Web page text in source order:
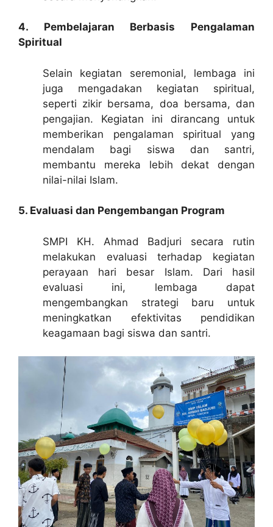
4. Pembelajaran Berbasis Pengalaman
Spiritual
Selain kegiatan seremonial, lembaga ini
juga mengadakan kegiatan spiritual,
seperti zikir bersama, doa bersama, dan
pengajian. Kegiatan ini dirancang untuk
memberikan pengalaman spiritual yang
mendalam bagi siswa dan santri,
membantu mereka lebih dekat dengan
nilai-nilai Islam.
5. Evaluasi dan Pengembangan Program
SMPI KH. Ahmad Badjuri secara rutin
melakukan evaluasi terhadap kegiatan
perayaan hari besar Islam. Dari hasil
evaluasi ini, lembaga dapat
mengembangkan strategi baru untuk
meningkatkan efektivitas pendidikan
keagamaan bagi siswa dan santri.